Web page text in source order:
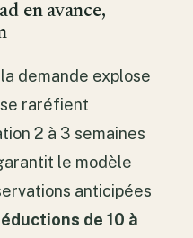
en avance,
demande explose
raréfient
2 à 3 semaines
le modèle
anticipées
de 10 à